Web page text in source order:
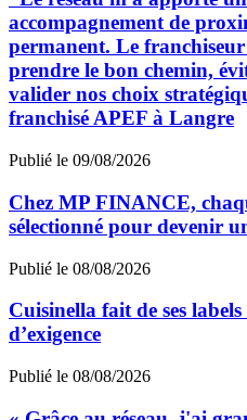
accompagnement de
permanent. Le
prendre le bon chemin,
valider nos choix
franchisé APEF à Langre
Publié le 09/08/2026
Chez MP FINANCE,
sélectionné pour devenir
Publié le 08/08/2026
Cuisinella fait de ses
d’exigence
Publié le 08/08/2026